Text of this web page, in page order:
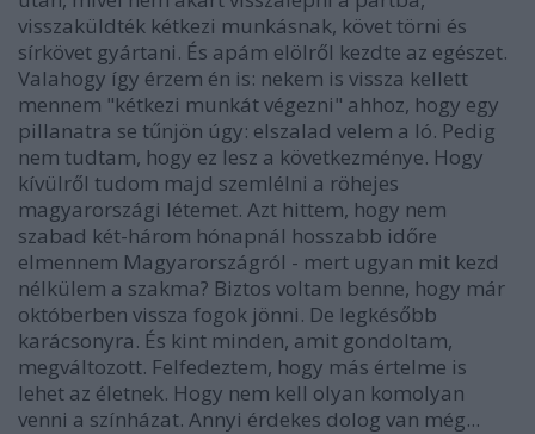
visszaküldték kétkezi munkásnak, követ törni és
sírkövet gyártani. És apám elölről kezdte az egészet.
Valahogy így érzem én is: nekem is vissza kellett
mennem "kétkezi munkát végezni" ahhoz, hogy egy
pillanatra se tűnjön úgy: elszalad velem a ló. Pedig
nem tudtam, hogy ez lesz a következménye. Hogy
kívülről tudom majd szemlélni a röhejes
magyarországi létemet. Azt hittem, hogy nem
szabad két-három hónapnál hosszabb időre
elmennem Magyarországról - mert ugyan mit kezd
nélkülem a szakma? Biztos voltam benne, hogy már
októberben vissza fogok jönni. De legkésőbb
karácsonyra. És kint minden, amit gondoltam,
megváltozott. Felfedeztem, hogy más értelme is
lehet az életnek. Hogy nem kell olyan komolyan
venni a színházat. Annyi érdekes dolog van még...